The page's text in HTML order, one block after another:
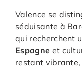
Valence se
séduisante à
qui recherchent
Espagne et
restant